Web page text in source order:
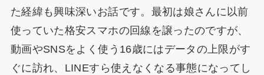
た経緯も興味深いお話です。最初は娘さんに以前
使っていた格安スマホの回線を譲ったのですが、
動画やSNSをよく使う16歳にはデータの上限がす
ぐに訪れ、LINEすら使えなくなる事態になってし